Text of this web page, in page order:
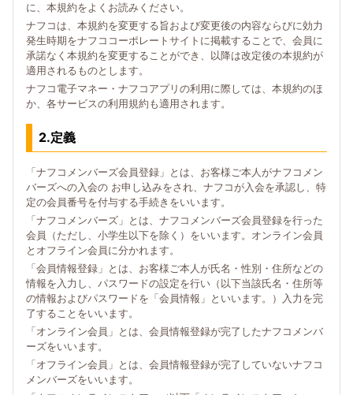
に、本規約をよくお読みください。
ナフコは、本規約を変更する旨および変更後の内容ならびに効力
発生時期をナフココーポレートサイトに掲載することで、会員に
承諾なく本規約を変更することができ、以降は改定後の本規約が
適用されるものとします。
ナフコ電子マネー・ナフコアプリの利用に際しては、本規約のほ
か、各サービスの利用規約も適用されます。
2.定義
「ナフコメンバーズ会員登録」とは、お客様ご本人がナフコメン
バーズへの入会の お申し込みをされ、ナフコが入会を承認し、特
定の会員番号を付与する手続きをいいます。
「ナフコメンバーズ」とは、ナフコメンバーズ会員登録を行った
会員（ただし、小学生以下を除く）をいいます。オンライン会員
とオフライン会員に分かれます。
「会員情報登録」とは、お客様ご本人が氏名・性別・住所などの
情報を入力し、パスワードの設定を行い（以下当該氏名・住所等
の情報およびパスワードを「会員情報」といいます。）入力を完
了することをいいます。
「オンライン会員」とは、会員情報登録が完了したナフコメンバ
ーズをいいます。
「オフライン会員」とは、会員情報登録が完了していないナフコ
メンバーズをいいます。